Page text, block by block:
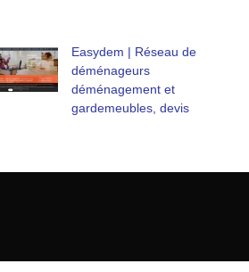
Easydem | Réseau de
déménageurs
déménage­ment et
gardemeubles, devis